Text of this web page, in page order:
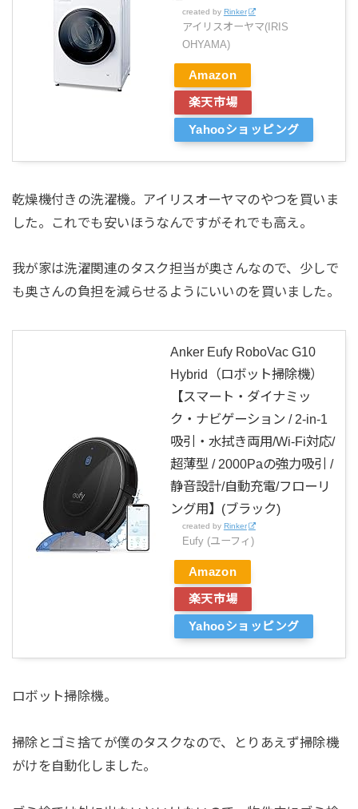
created by Rinker
アイリスオーヤマ(IRIS
OHYAMA)
Amazon
楽天市場
Yahooショッピング
乾燥機付きの洗濯機。アイリスオーヤマのやつを買いま
した。これでも安いほうなんですがそれでも高え。
我が家は洗濯関連のタスク担当が奥さんなので、少しで
も奥さんの負担を減らせるようにいいのを買いました。
Anker Eufy RoboVac G10
Hybrid（ロボット掃除機）
【スマート・ダイナミッ
ク・ナビゲーション / 2-in-1
吸引・水拭き両用/Wi-Fi対応/
超薄型 / 2000Paの強力吸引 /
静音設計/自動充電/フローリ
ング用】(ブラック)
created by Rinker
Eufy (ユーフィ)
Amazon
楽天市場
Yahooショッピング
ロボット掃除機。
掃除とゴミ捨てが僕のタスクなので、とりあえず掃除機
がけを自動化しました。